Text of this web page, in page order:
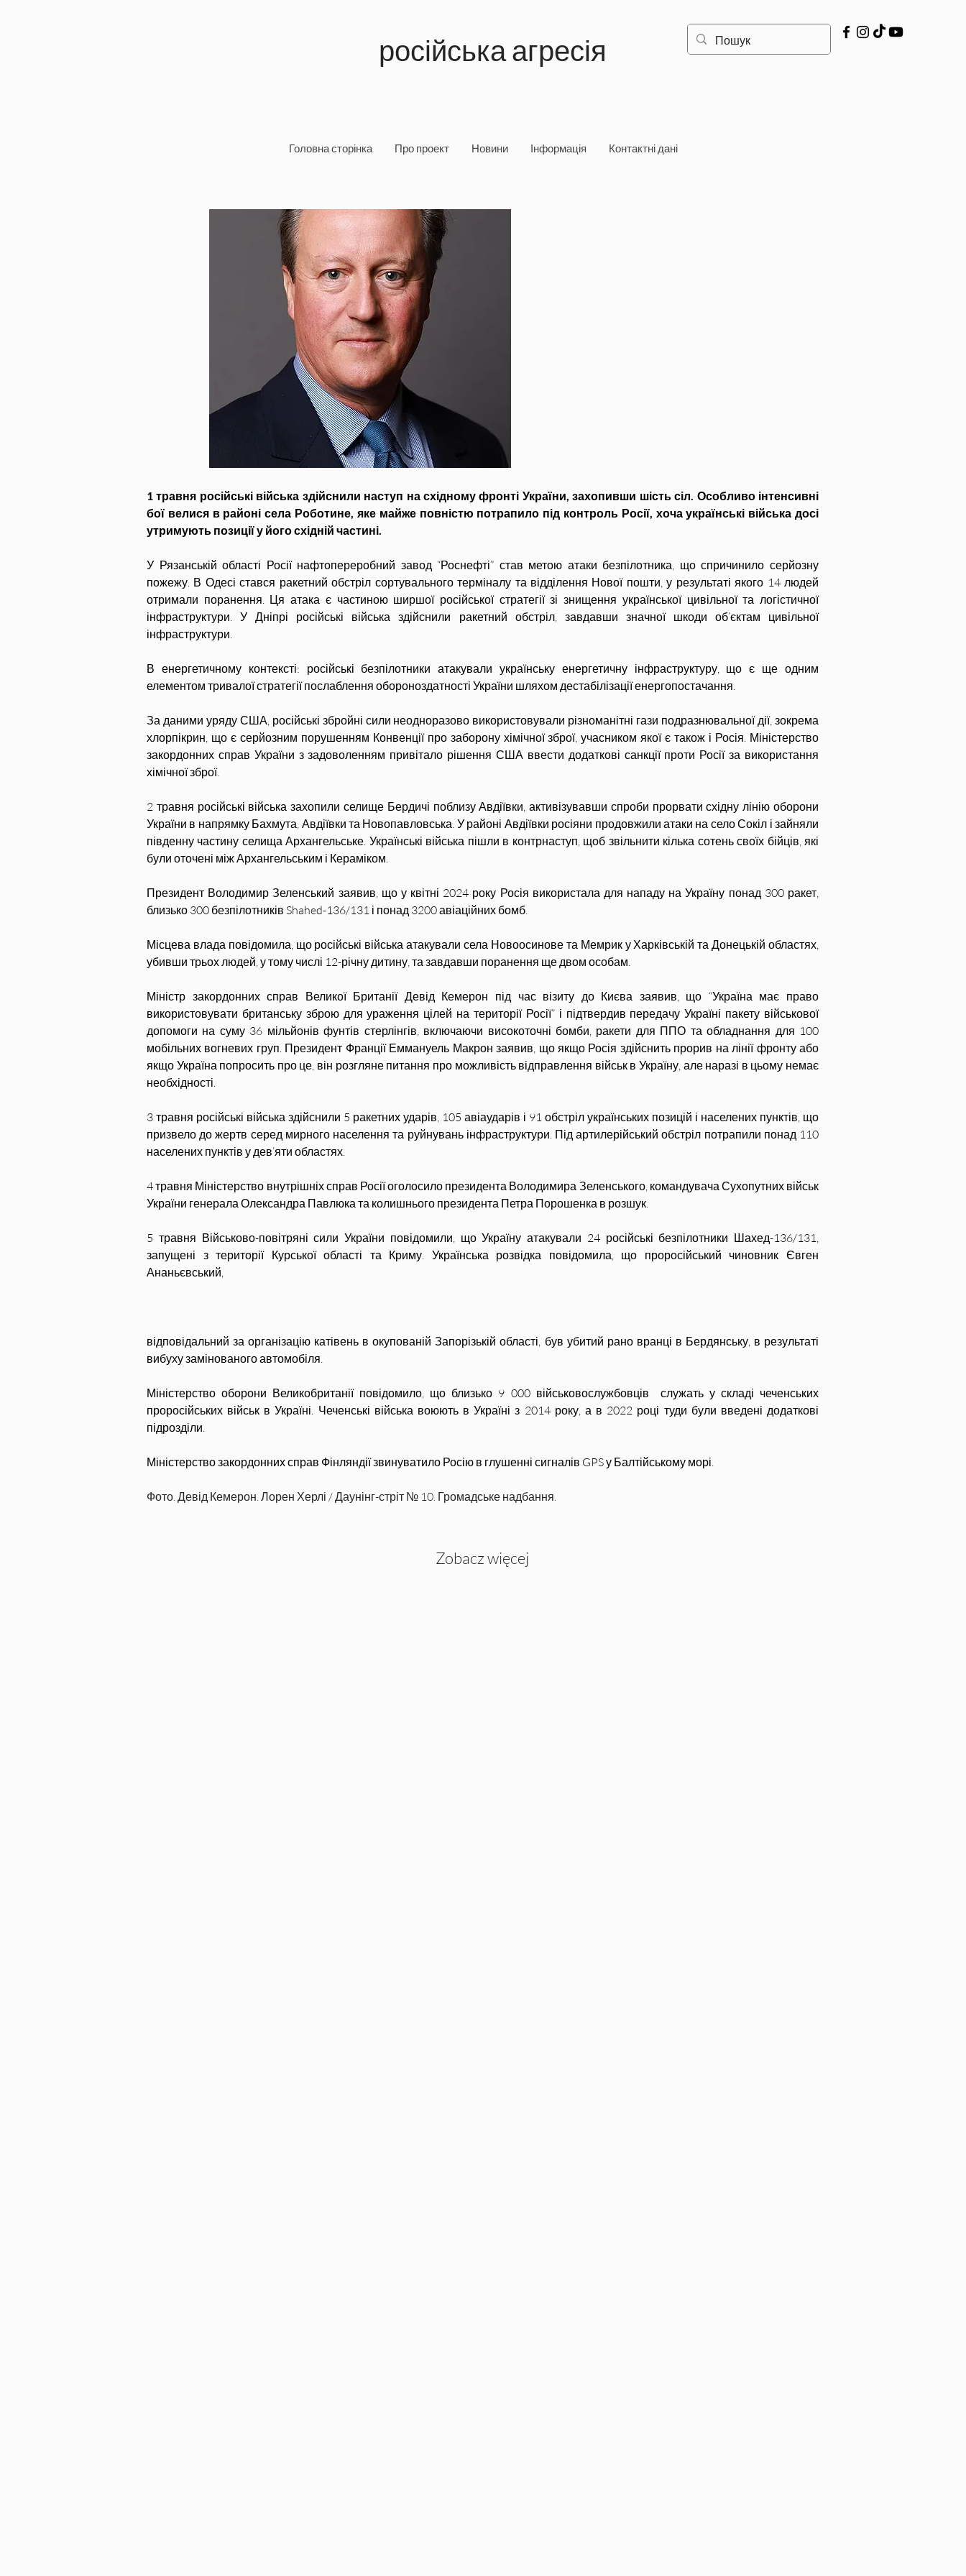
російська агресія
Головна сторінка Про проект Новини Інформація Контактні дані
1 травня російські війська здійснили наступ на східному фронті України, захопивши шість сіл. Особливо інтенсивні
бої велися в районі села Роботине, яке майже повністю потрапило під контроль Росії, хоча українські війська досі
утримують позиції у його східній частині.
У Рязанській області Росії нафтопереробний завод “Роснефті” став метою атаки безпілотника, що спричинило серйозну
пожежу. В Одесі стався ракетний обстріл сортувального терміналу та відділення Нової пошти, у результаті якого 14 людей
отримали поранення. Ця атака є частиною ширшої російської стратегії зі знищення української цивільної та логістичної
інфраструктури. У Дніпрі російські війська здійснили ракетний обстріл, завдавши значної шкоди об’єктам цивільної
інфраструктури.
В енергетичному контексті: російські безпілотники атакували українську енергетичну інфраструктуру, що є ще одним
елементом тривалої стратегії послаблення обороноздатності України шляхом дестабілізації енергопостачання.
За даними уряду США, російські збройні сили неодноразово використовували різноманітні гази подразнювальної дії, зокрема
хлорпікрин, що є серйозним порушенням Конвенції про заборону хімічної зброї, учасником якої є також і Росія. Міністерство
закордонних справ України з задоволенням привітало рішення США ввести додаткові санкції проти Росії за використання
хімічної зброї.
2 травня російські війська захопили селище Бердичі поблизу Авдіївки, активізувавши спроби прорвати східну лінію оборони
України в напрямку Бахмута, Авдіївки та Новопавловська. У районі Авдіївки росіяни продовжили атаки на село Сокіл і зайняли
південну частину селища Архангельське. Українські війська пішли в контрнаступ, щоб звільнити кілька сотень своїх бійців, які
були оточені між Архангельським і Кераміком.
Президент Володимир Зеленський заявив, що у квітні 2024 року Росія використала для нападу на Україну понад 300 ракет,
близько 300 безпілотників Shahed-136/131 і понад 3200 авіаційних бомб.
Місцева влада повідомила, що російські війська атакували села Новоосинове та Мемрик у Харківській та Донецькій областях,
убивши трьох людей, у тому числі 12-річну дитину, та завдавши поранення ще двом особам.
Міністр закордонних справ Великої Британії Девід Кемерон під час візиту до Києва заявив, що “Україна має право
використовувати британську зброю для ураження цілей на території Росії” і підтвердив передачу Україні пакету військової
допомоги на суму 36 мільйонів фунтів стерлінгів, включаючи високоточні бомби, ракети для ППО та обладнання для 100
мобільних вогневих груп. Президент Франції Еммануель Макрон заявив, що якщо Росія здійснить прорив на лінії фронту або
якщо Україна попросить про це, він розгляне питання про можливість відправлення військ в Україну, але наразі в цьому немає
необхідності.
3 травня російські війська здійснили 5 ракетних ударів, 105 авіаударів і 91 обстріл українських позицій і населених пунктів, що
призвело до жертв серед мирного населення та руйнувань інфраструктури. Під артилерійський обстріл потрапили понад 110
населених пунктів у дев’яти областях.
4 травня Міністерство внутрішніх справ Росії оголосило президента Володимира Зеленського, командувача Сухопутних військ
України генерала Олександра Павлюка та колишнього президента Петра Порошенка в розшук.
5 травня Військово-повітряні сили України повідомили, що Україну атакували 24 російські безпілотники Шахед-136/131,
запущені з території Курської області та Криму. Українська розвідка повідомила, що проросійський чиновник Євген
Ананьєвський,
відповідальний за організацію катівень в окупованій Запорізькій області, був убитий рано вранці в Бердянську, в результаті
вибуху замінованого автомобіля.
Міністерство оборони Великобританії повідомило, що близько 9 000 військовослужбовців  служать у складі чеченських
проросійських військ в Україні. Чеченські війська воюють в Україні з 2014 року, а в 2022 році туди були введені додаткові
підрозділи.
Міністерство закордонних справ Фінляндії звинуватило Росію в глушенні сигналів GPS у Балтійському морі.
Фото. Девід Кемерон. Лорен Херлі / Даунінг-стріт № 10. Громадське надбання.
Zobacz więcej